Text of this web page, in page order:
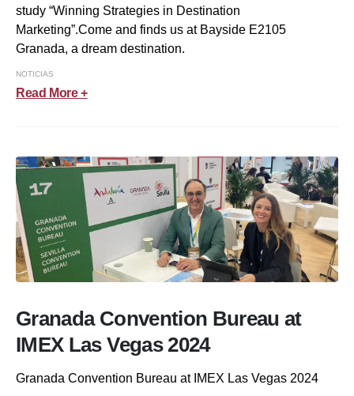
study “Winning Strategies in Destination
Marketing”.Come and finds us at Bayside E2105
Granada, a dream destination.
NOTICIAS
Read More +
Granada Convention Bureau at
IMEX Las Vegas 2024
Granada Convention Bureau at IMEX Las Vegas 2024